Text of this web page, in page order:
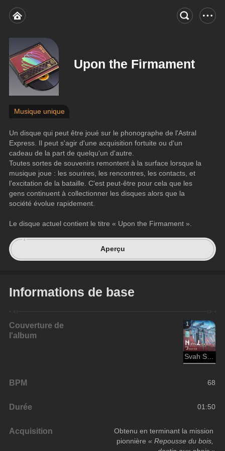
Upon the Firmament
Musique unique
Un disque qui peut être joué sur le phonographe de l'Astral
Express. Il peut s'agir d'une acquisition fortuite ou d'un
cadeau de la part de quelqu'un d'autre.
Toutes sortes de souvenirs remontent à la surface lorsque la
musique joue : les sourires, les rencontres, les contacts, et
l'excitation de la bataille. C'est peut-être pour cela que les
gens continuent à collectionner les disques alors que la
société évolue rapidement.
Le disque actuel contient le titre « Upon the Firmament ».
Aperçu
Informations de base
Couverture de
l'album
1
Svah Sanishyu
BPM 68
Durée 01:50
Acquisition
Obtenu en terminant la mission
pionnière « Repousse du bois,